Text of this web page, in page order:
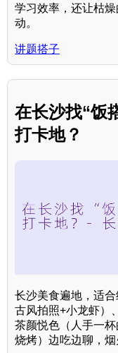
学习效率，还让枯
动。
讲题搭子
在长沙找“饭
打卡地？
长沙美食遍地，适
古风拍照+小龙虾）
茶颜悦色（人手一杯
烧烤）边吃边聊，烟